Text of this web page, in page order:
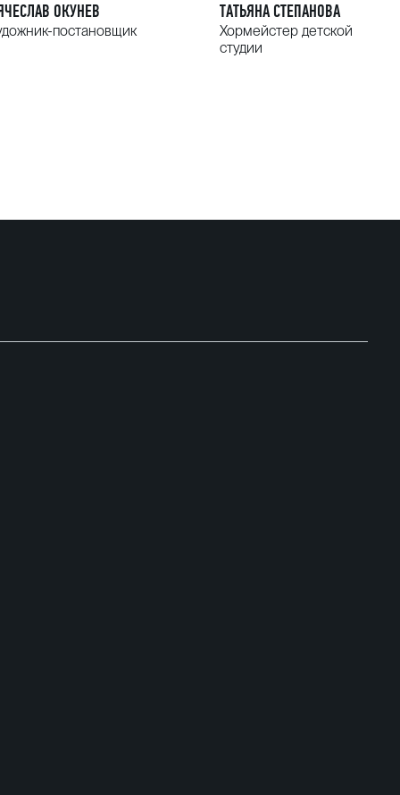
ОКУНЕВ
постановщик
ТАТЬЯНА СТЕПАНОВА
Хормейстер детской
студии